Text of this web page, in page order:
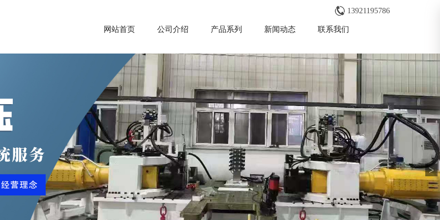
13921195786
网站首页 公司介绍 产品系列 新闻动态 联系我们
>